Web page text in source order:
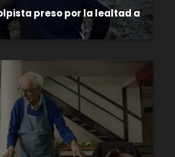
preso por la lealtad a